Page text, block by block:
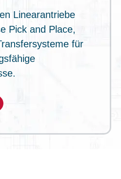
Linearantriebe
Pick and Place,
für